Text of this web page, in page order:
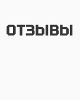
ОТЗЫВЫ